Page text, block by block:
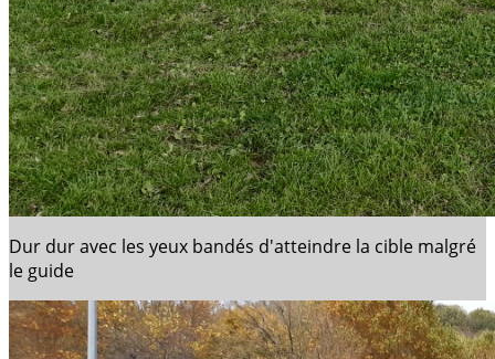
Dur dur avec les yeux bandés d'atteindre la cible malgré
le guide